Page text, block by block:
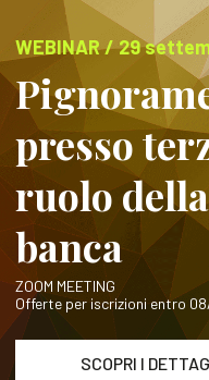
WEBINAR / 29
presso
ruolo della
banca
ZOOM MEETING
Offerte per iscrizioni entro
SCOPRI I